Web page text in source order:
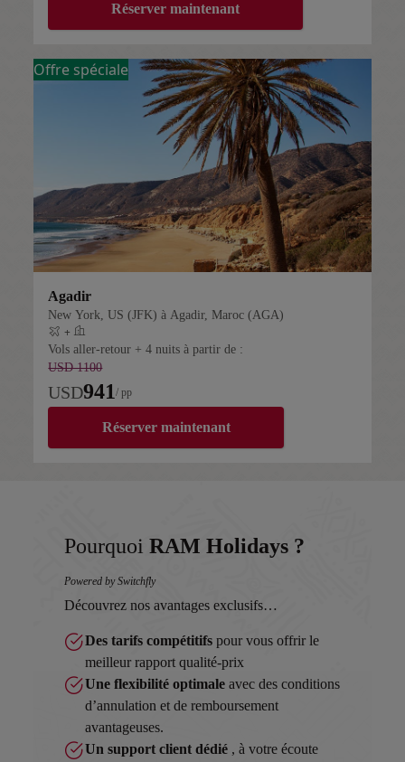
Réserver maintenant
Offre spéciale
Agadir
New York, US (JFK) à Agadir, Maroc (AGA)
+
Vol + hôtel
Vols aller-retour + 4 nuits à partir de :
USD 1100
USD941/ pp
Réserver maintenant
PourquoiRAM Holidays ?
Powered by Switchfly
Découvrez nos avantages exclusifs…
Des tarifs compétitifs pour vous offrir le
meilleur rapport qualité-prix
Une flexibilité optimale avec des conditions
d’annulation et de remboursement
avantageuses.
Un support client dédié , à votre écoute